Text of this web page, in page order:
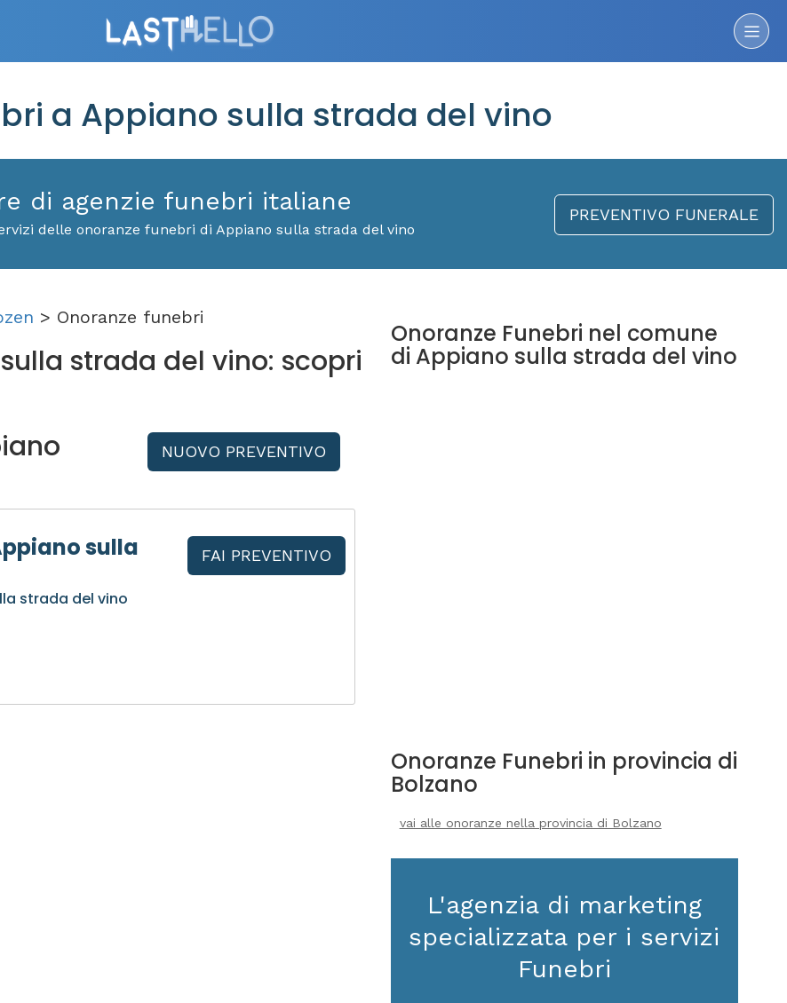
a Appiano sulla strada del vino
di agenzie funebri italiane
delle onoranze funebri di Appiano sulla strada del vino
PREVENTIVO FUNERALE
> Onoranze funebri
strada del vino: scopri
NUOVO PREVENTIVO
sulla
strada del vino
FAI PREVENTIVO
Onoranze Funebri nel comune
di Appiano sulla strada del vino
Onoranze Funebri in provincia di
Bolzano
vai alle onoranze nella provincia di Bolzano
L'agenzia di marketing
specializzata per i servizi
Funebri